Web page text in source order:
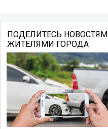
ПОДЕЛИТЕСЬ
ЖИТЕЛЯМИ ГОРОДА